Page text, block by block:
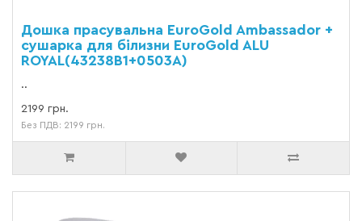
Дошка прасувальна EuroGold Ambassador +
сушарка для білизни EuroGold ALU
ROYAL(43238B1+0503A)
..
2199 грн.
Без ПДВ: 2199 грн.